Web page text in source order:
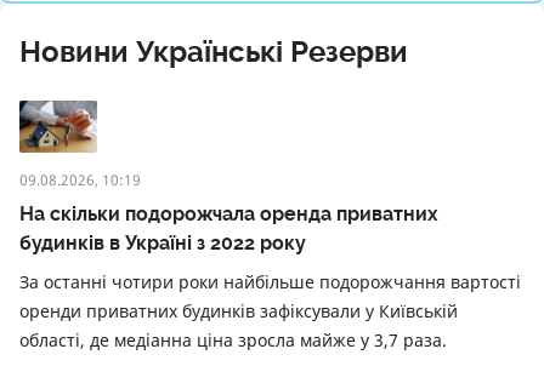
Новини Українські Резерви
09.08.2026, 10:19
На скільки подорожчала оренда приватних
будинків в Україні з 2022 року
За останні чотири роки найбільше подорожчання вартості
оренди приватних будинків зафіксували у Київській
області, де медіанна ціна зросла майже у 3,7 раза.